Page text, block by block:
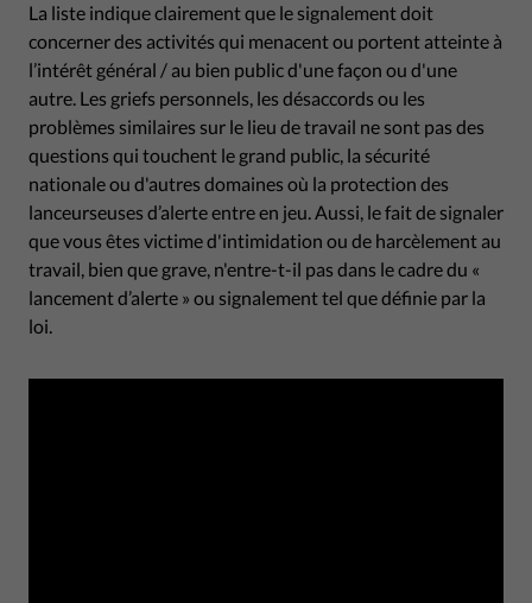
La liste indique clairement que le signalement doit
concerner des activités qui menacent ou portent atteinte à
l’intérêt général / au bien public d'une façon ou d'une
autre. Les griefs personnels, les désaccords ou les
problèmes similaires sur le lieu de travail ne sont pas des
questions qui touchent le grand public, la sécurité
nationale ou d'autres domaines où la protection des
lanceurseuses d’alerte entre en jeu. Aussi, le fait de signaler
que vous êtes victime d'intimidation ou de harcèlement au
travail, bien que grave, n'entre-t-il pas dans le cadre du «
lancement d’alerte » ou signalement tel que définie par la
loi.